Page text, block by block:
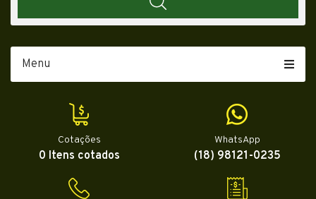
Menu
Cotações
0 Itens cotados
WhatsApp
(18) 98121-0235